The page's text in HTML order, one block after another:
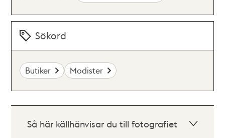
Sökord
Butiker Modister
Så här källhänvisar du till fotografiet